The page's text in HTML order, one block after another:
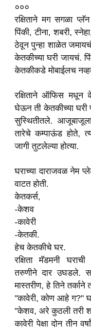
०००
रक्षिताने मग सगळा
पिंकी, टीना, शबरी,
ठेवून पुन्हा शाळेत
केतकीच्या घरी जायचं.
केतकीकडे मोबाईलच
रक्षिताने ऑफिस मधून
घेऊन ती केतकीच्या
सुस्थितीतले.
तारेचे कम्पाऊंड होते,
जागी तुटलेल्या होत्या.
घराच्या दाराजवळ नेम
वाटत होती.
केतकर्स,
-केशव
-कावेरी
-केतकी.
हेच केतकीचे घर.
रक्षिता मॅडमनी
तरुणीने दार उघडले.
मास्तरीण, हे तिने
"कावेरी, कोण आहे ग?"
"केशव, अरे कुठली तरी
कावेरी पेक्षा दोन तीन